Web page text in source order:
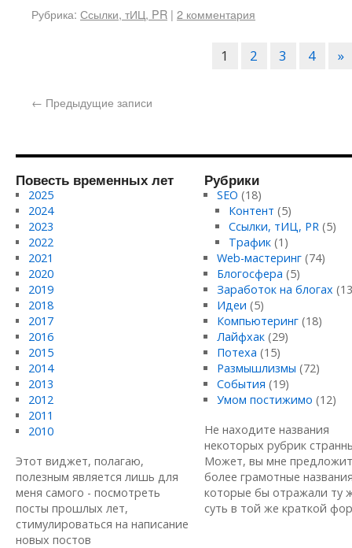
Рубрика: Ссылки, тИЦ, PR | 2 комментария
1 2 3 4 »
← Предыдущие записи
Повесть временных лет
2025
2024
2023
2022
2021
2020
2019
2018
2017
2016
2015
2014
2013
2012
2011
2010
Этот виджет, полагаю,
полезным является лишь для
меня самого - посмотреть
посты прошлых лет,
стимулироваться на написание
новых постов
Рубрики
SEO (18)
Контент (5)
Ссылки, тИЦ, PR (5)
Трафик (1)
Web-мастеринг(74)
Блогосфера (5)
Заработок на блогах
Идеи (5)
Компьютеринг(18)
Лайфхак(29)
Потеха (15)
Размышлизмы (72)
События (19)
Умом постижимо (12)
Не находите названия
некоторых рубрик
Может, вы мне
более грамотные
которые бы отражали ту
суть в той же краткой